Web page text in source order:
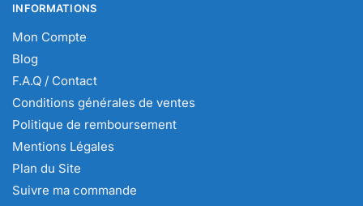
INFORMATIONS
Mon Compte
Blog
F.A.Q / Contact
Conditions générales de ventes
Politique de remboursement
Mentions Légales
Plan du Site
Suivre ma commande